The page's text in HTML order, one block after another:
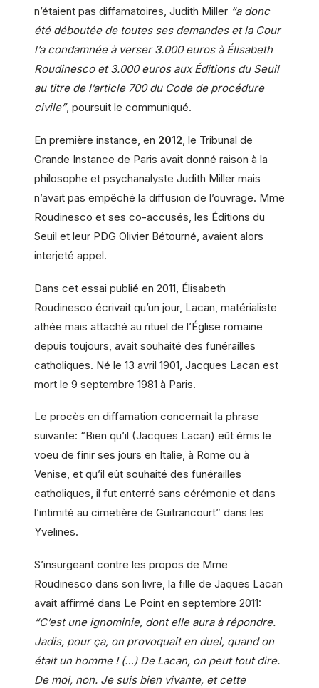
n’étaient pas diffamatoires, Judith Miller “a donc
été déboutée de toutes ses demandes et la Cour
l’a condamnée à verser 3.000 euros à Élisabeth
Roudinesco et 3.000 euros aux Éditions du Seuil
au titrede l’article 700 du Code de procédure
civile”, poursuit le communiqué.
En première instance, en 2012, le Tribunal de
Grande Instance de Paris avait donné raison à la
philosophe et psychanalyste Judith Miller mais
n’avait pas empêché la diffusion de l’ouvrage. Mme
Roudinesco et ses co-accusés, les Éditions du
Seuil et leur PDG Olivier Bétourné, avaient alors
interjeté appel.
Dans cet essai publié en 2011, Élisabeth
Roudinesco écrivait qu’un jour, Lacan, matérialiste
athée mais attaché au rituel de l’Église romaine
depuis toujours, avait souhaité des funérailles
catholiques. Né le 13 avril 1901, Jacques Lacan est
mort le 9 septembre 1981 à Paris.
Le procès en diffamation concernait la phrase
suivante: “Bien qu’il (Jacques Lacan) eût émis le
voeu de finir ses jours en Italie, à Rome ou à
Venise, et qu’il eût souhaité des funérailles
catholiques, il fut enterré sans cérémonie et dans
l’intimité au cimetière de Guitrancourt” dans les
Yvelines.
S’insurgeant contre les propos de Mme
Roudinesco dans son livre, la fille de Jaques Lacan
avait affirmé dans Le Point en septembre 2011:
“C’est une ignominie, dont elle aura à répondre.
Jadis, pour ça, on provoquait en duel, quand on
était un homme ! (…) De Lacan, on peut tout dire.
De moi, non. Je suis bien vivante, et cette